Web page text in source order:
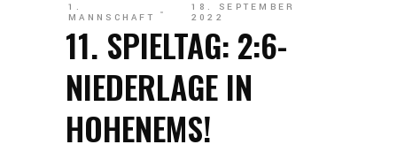
1.
MANNSCHAFT
18. SEPTEMBER
2022
11. SPIELTAG: 2:6-
NIEDERLAGE IN
HOHENEMS!